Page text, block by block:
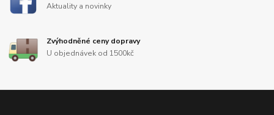
Aktuality a novinky
Zvýhodněné ceny dopravy
U objednávek od 1500kč